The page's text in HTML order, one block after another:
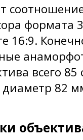
формата
16:9.
всего 85
82